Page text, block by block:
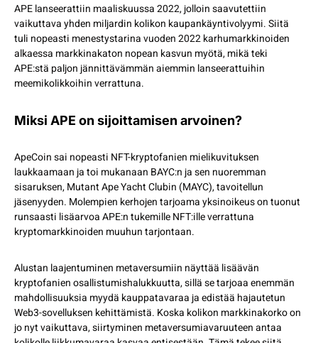
APE lanseerattiin maaliskuussa 2022, jolloin saavutettiin
vaikuttava yhden miljardin kolikon kaupankäyntivolyymi. Siitä
tuli nopeasti menestystarina vuoden 2022 karhumarkkinoiden
alkaessa markkinakaton nopean kasvun myötä, mikä teki
APE:stä paljon jännittävämmän aiemmin lanseerattuihin
meemikolikkoihin verrattuna.
Miksi APE on sijoittamisen arvoinen?
ApeCoin sai nopeasti NFT-kryptofanien mielikuvituksen
laukkaamaan ja toi mukanaan BAYC:n ja sen nuoremman
sisaruksen, Mutant Ape Yacht Clubin (MAYC), tavoitellun
jäsenyyden. Molempien kerhojen tarjoama yksinoikeus on tuonut
runsaasti lisäarvoa APE:n tukemille NFT:ille verrattuna
kryptomarkkinoiden muuhun tarjontaan.
Alustan laajentuminen metaversumiin näyttää lisäävän
kryptofanien osallistumishalukkuutta, sillä se tarjoaa enemmän
mahdollisuuksia myydä kauppatavaraa ja edistää hajautetun
Web3-sovelluksen kehittämistä. Koska kolikon markkinakorko on
jo nyt vaikuttava, siirtyminen metaversumiavaruuteen antaa